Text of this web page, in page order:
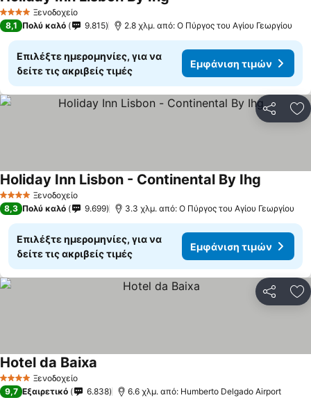
4 ΑστέριαΞενοδοχείο
8,1 Πολύ καλό 9.815 2.8 χλμ. από: Ο Πύργος του Αγίου Γεωργίου
Επιλέξτε ημερομηνίες, για να
δείτε τις ακριβείς τιμές
Εμφάνιση τιμών
4 ΑστέριαΞενοδοχείο
Holiday Inn Lisbon - Continental By Ihg
8,3 Πολύ καλό 9.699 3.3 χλμ. από: Ο Πύργος του Αγίου Γεωργίου
Επιλέξτε ημερομηνίες, για να
δείτε τις ακριβείς τιμές
Εμφάνιση τιμών
4 ΑστέριαΞενοδοχείο
Hotel da Baixa
9,7 Εξαιρετικό 6.838 6.6 χλμ. από: Humberto Delgado Airport